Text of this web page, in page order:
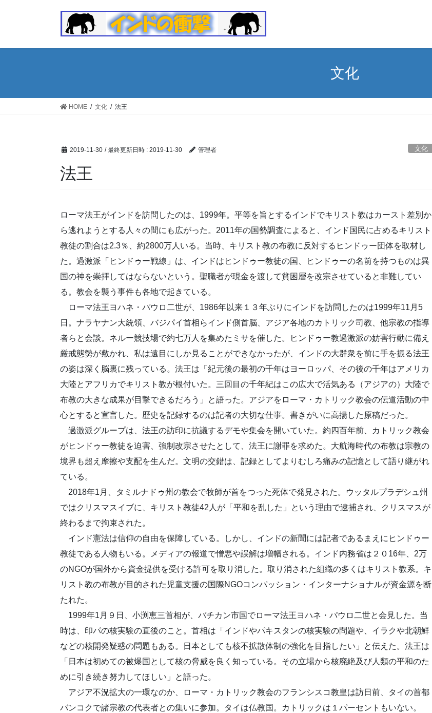
文化
HOME 文化 法王
2019-11-30 / 最終更新日時 : 2019-11-30 管理者 文化
法王
ローマ法王がインドを訪問したのは、1999年。平等を旨とするインドでキリスト教はカースト差別か
ら逃れようとする人々の間にも広がった。2011年の国勢調査によると、インド国民に占めるキリスト
教徒の割合は2.3％、約2800万人いる。当時、キリスト教の布教に反対するヒンドゥー団体を取材し
た。過激派「ヒンドゥー戦線」は、インドはヒンドゥー教徒の国、ヒンドゥーの名前を持つものは異
国の神を崇拝してはならないという。聖職者が現金を渡して貧困層を改宗させていると非難してい
る。教会を襲う事件も各地で起きている。
ローマ法王ヨハネ・パウロ二世が、1986年以来１３年ぶりにインドを訪問したのは1999年11月5
日。ナラヤナン大統領、バジパイ首相らインド側首脳、アジア各地のカトリック司教、他宗教の指導
者らと会談。ネルー競技場で約七万人を集めたミサを催した。ヒンドゥー教過激派の妨害行動に備え
厳戒態勢が敷かれ、私は遠目にしか見ることができなかったが、インドの大群衆を前に手を振る法王
の姿は深く脳裏に残っている。法王は「紀元後の最初の千年はヨーロッパ、その後の千年はアメリカ
大陸とアフリカでキリスト教が根付いた。三回目の千年紀はこの広大で活気ある（アジアの）大陸で
布教の大きな成果が目撃できるだろう」と語った。アジアをローマ・カトリック教会の伝道活動の中
心とすると宣言した。歴史を記録するのは記者の大切な仕事。書きがいに高揚した原稿だった。
過激派グループは、法王の訪印に抗議するデモや集会を開いていた。約四百年前、カトリック教会
がヒンドゥー教徒を迫害、強制改宗させたとして、法王に謝罪を求めた。大航海時代の布教は宗教の
境界も超え摩擦や支配を生んだ。文明の交錯は、記録としてよりむしろ痛みの記憶として語り継がれ
ている。
2018年1月、タミルナドゥ州の教会で牧師が首をつった死体で発見された。ウッタルプラデシュ州
ではクリスマスイブに、キリスト教徒42人が「平和を乱した」という理由で逮捕され、クリスマスが
終わるまで拘束された。
インド憲法は信仰の自由を保障している。しかし、インドの新聞には記者であるまえにヒンドゥー
教徒である人物もいる。メディアの報道で憎悪や誤解は増幅される。インド内務省は２０16年、2万
のNGOが国外から資金提供を受ける許可を取り消した。取り消された組織の多くはキリスト教系。キ
リスト教の布教が目的された児童支援の国際NGOコンパッション・インターナショナルが資金源を断
たれた。
1999年1月９日、小渕恵三首相が、バチカン市国でローマ法王ヨハネ・パウロ二世と会見した。当
時は、印パの核実験の直後のこと。首相は「インドやパキスタンの核実験の問題や、イラクや北朝鮮
などの核開発疑惑の問題もある。日本としても核不拡散体制の強化を目指したい」と伝えた。法王は
「日本は初めての被爆国として核の脅威を良く知っている。その立場から核廃絶及び人類の平和のた
めに引き続き努力してほしい」と語った。
アジア不況拡大の一環なのか、ローマ・カトリック教会のフランシスコ教皇は訪日前、タイの首都
バンコクで諸宗教の代表者との集いに参加。タイは仏教国。カトリックは１パーセントもいない。